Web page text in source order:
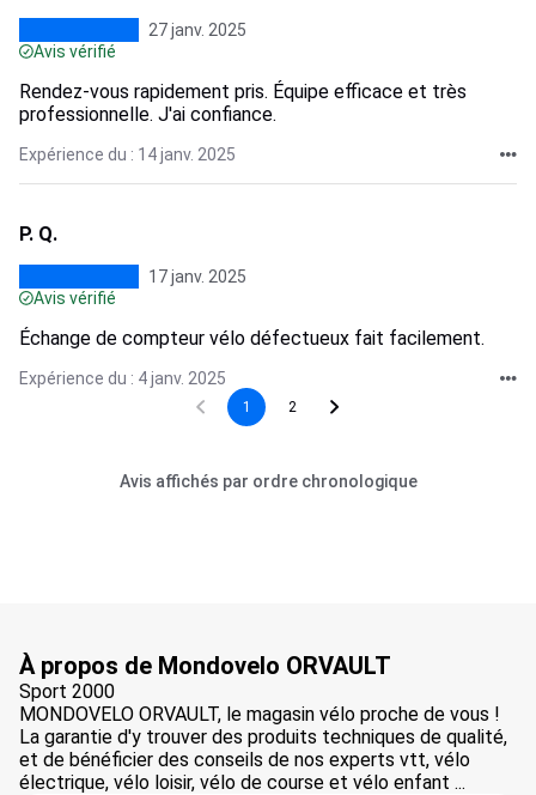
27 janv. 2025
Avis vérifié
Rendez-vous rapidement pris. Équipe efficace et très
professionnelle. J'ai confiance.
Expérience du : 14 janv. 2025
P. Q.
17 janv. 2025
Avis vérifié
Échange de compteur vélo défectueux fait facilement.
Expérience du : 4 janv. 2025
1 2
Avis affichés par ordre chronologique
À propos de Mondovelo ORVAULT
Sport 2000
MONDOVELO ORVAULT, le magasin vélo proche de vous !
La garantie d'y trouver des produits techniques de qualité,
et de bénéficier des conseils de nos experts vtt, vélo
électrique, vélo loisir, vélo de course et vélo enfant ...